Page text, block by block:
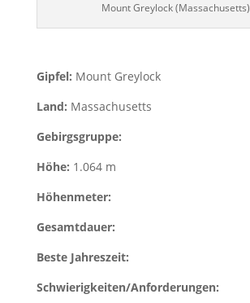
Mount Greylock (Massachusetts)
Gipfel: Mount Greylock
Land: Massachusetts
Gebirgsgruppe:
Höhe: 1.064 m
Höhenmeter:
Gesamtdauer:
Beste Jahreszeit:
Schwierigkeiten/Anforderungen: